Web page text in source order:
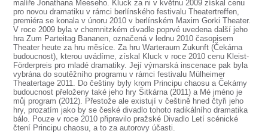
malíře Jonathana Meeseho. Kluck za ni v květnu 2009 získal cenu
pro novou dramatiku v rámci berlínského festivalu Theatertreffen,
premiéra se konala v únoru 2010 v berlínském Maxim Gorki Theater.
V roce 2009 byla v chemnitzkém divadle poprvé uvedena další jeho
hra Zum Parteitag Bananen, označená v lednu 2010 časopisem
Theater heute za hru měsíce. Za hru Warteraum Zukunft (Čekárna
budoucnost), kterou uvádíme, získal Kluck v roce 2010 cenu Kleist-
Förderpreis pro mladé dramatiky. Její výmarská inscenace pak byla
vybrána do soutěžního programu v rámci festivalu Mülheimer
Theatertage 2011. Do češtiny byly krom Principu chaosu a Čekárny
budoucnost přeloženy také jeho hry Šitkárna (2011) a Mé jméno je
můj program (2012). Přestože ale existují v češtině hned čtyři jeho
hry, prozatím jako by se české divadlo tohoto radikálního dramatika
bálo. Pouze v roce 2010 připravilo pražské Divadlo Letí scénické
čtení Principu chaosu, a to za autorovy účasti.